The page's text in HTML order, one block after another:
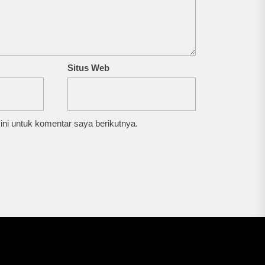
Situs Web
untuk komentar saya berikutnya.